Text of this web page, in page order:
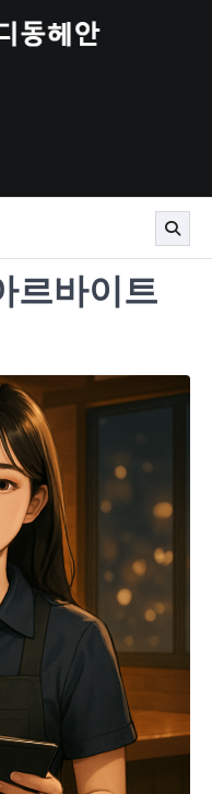
르바이트